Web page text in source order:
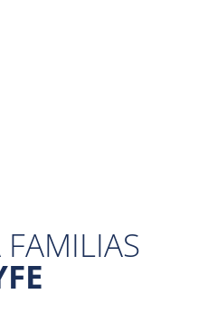
FAMILIAS